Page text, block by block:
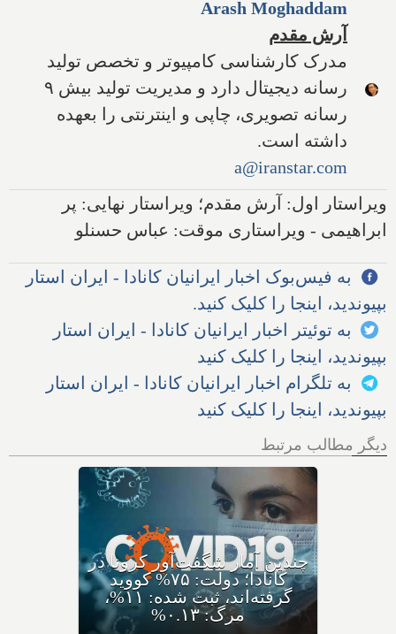
Arash Moghaddam
آرش مقدم
مدرک کارشناسی کامپیوتر و تخصص تولید
رسانه دیجیتال دارد و مدیریت تولید بیش ۹
رسانه تصویری، چاپی و اینترنتی را بعهده
داشته است.
a@iranstar.com
ویراستار اول: آرش مقدم؛ ویراستار نهایی: پر
ابراهیمی - ویراستاری موقت: عباس حسنلو
به فیس‌بوک اخبار ایرانیان کانادا - ایران استار
بپیوندید، اینجا را کلیک کنید.
به توئیتر اخبار ایرانیان کانادا - ایران استار
بپیوندید، اینجا را کلیک کنید
به تلگرام اخبار ایرانیان کانادا - ایران استار
بپیوندید، اینجا را کلیک کنید
دیگر مطالب مرتبط
کرونای جدید ایی‌جی ۵ با نام
مختصر اریس ظهور کرده،
متخصصان: سریعا واکسن بزنید